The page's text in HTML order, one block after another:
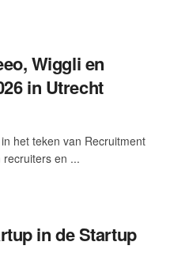
Wiggli en
in Utrecht
het teken van Recruitment
en ...
in de Startup